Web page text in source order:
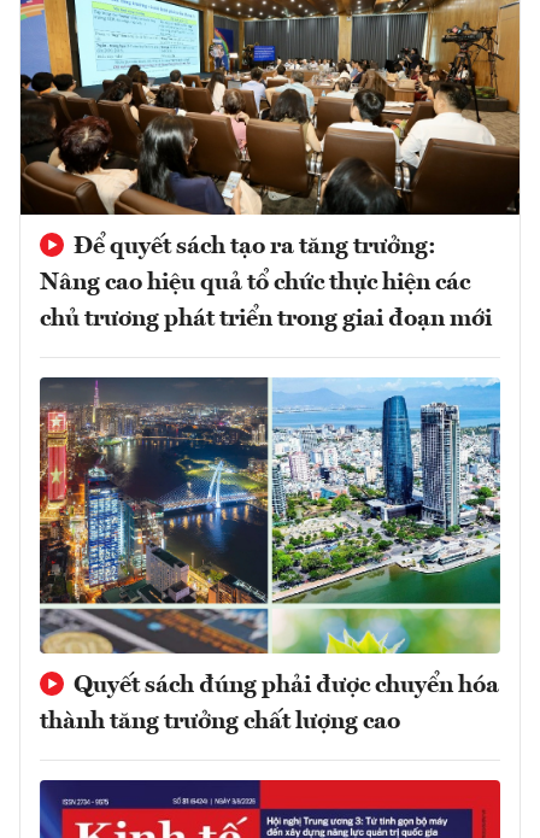
Để quyết sách tạo ra tăng trưởng:
Nâng cao hiệu quả tổ chức thực hiện các
chủ trương phát triển trong giai đoạn mới
Quyết sách đúng phải được chuyển hóa
thành tăng trưởng chất lượng cao